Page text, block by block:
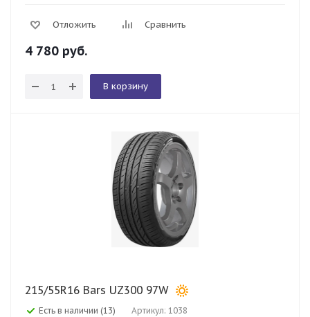
Отложить Сравнить
4 780 руб.
В корзину
215/55R16 Bars UZ300 97W
Есть в наличии (13) Артикул: 1038